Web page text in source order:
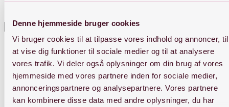
Denne hjemmeside bruger cookies
Vi bruger cookies til at tilpasse vores indhold og annoncer, til
at vise dig funktioner til sociale medier og til at analysere
vores trafik. Vi deler også oplysninger om din brug af vores
hjemmeside med vores partnere inden for sociale medier,
annonceringspartnere og analysepartnere. Vores partnere
kan kombinere disse data med andre oplysninger, du har
Press enter to begin your search
Close
ØRERINGE